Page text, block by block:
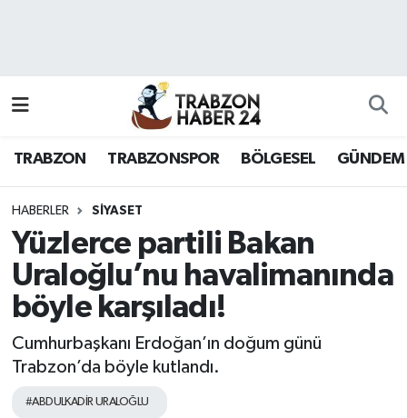
TRABZON TRABZONSPOR BÖLGESEL GÜNDEM
HABERLER SİYASET
Yüzlerce partili Bakan
Uraloğlu’nu havalimanında
böyle karşıladı!
Cumhurbaşkanı Erdoğan’ın doğum günü
Trabzon’da böyle kutlandı.
#ABDULKADİR URALOĞLU
Hava Durumu
Namaz Vakitleri
Trafik Durumu
Süper Lig Puan Durumu ve Fikstür
Tüm Manşetler
Son Dakika Haberleri
Haber Arşivi